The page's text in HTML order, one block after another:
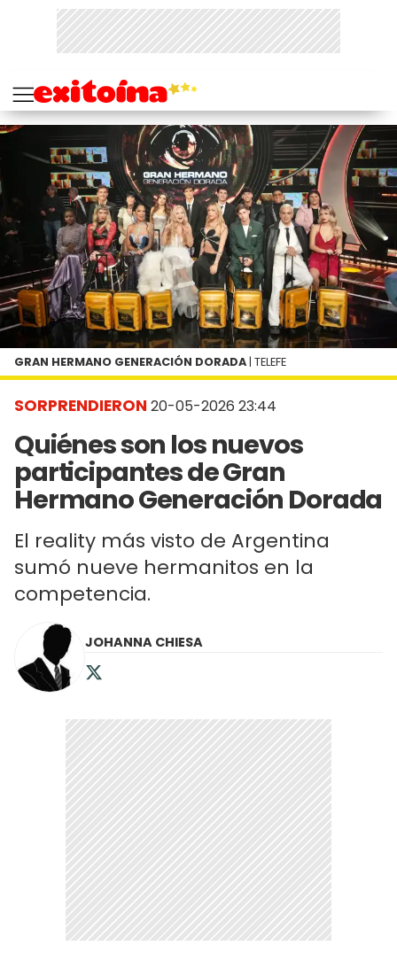
SORPRENDIERON 20-05-2026 23:44
Quiénes son los nuevos
participantes de Gran
Hermano Generación Dorada
El reality más visto de Argentina
sumó nueve hermanitos en la
competencia.
GRAN HERMANO GENERACIÓN DORADA | TELEFE
JOHANNA CHIESA